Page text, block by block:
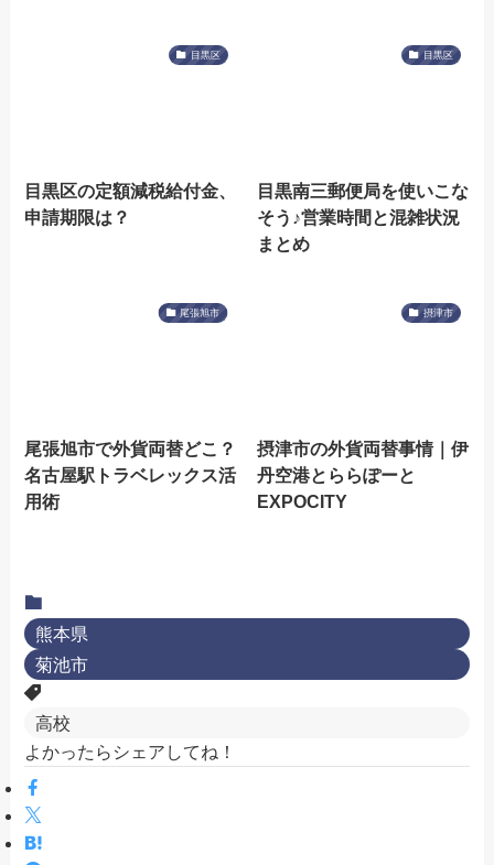
目黒区
目黒区の定額減税給付金、
申請期限は？
目黒区
目黒南三郵便局を使いこな
そう♪営業時間と混雑状況
まとめ
尾張旭市
尾張旭市で外貨両替どこ？
名古屋駅トラベレックス活
用術
摂津市
摂津市の外貨両替事情｜伊
丹空港とららぽーと
EXPOCITY
熊本県
菊池市
高校
よかったらシェアしてね！